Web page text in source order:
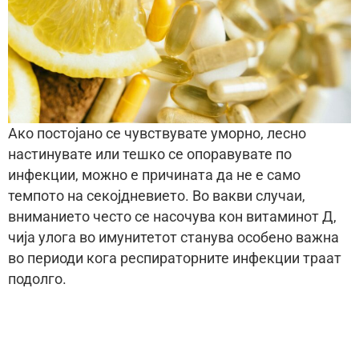
Ако постојано се чувствувате уморно, лесно
настинувате или тешко се опоравувате по
инфекции, можно е причината да не е само
темпото на секојдневието. Во вакви случаи,
вниманието често се насочува кон витаминот Д,
чија улога во имунитетот станува особено важна
во периоди кога респираторните инфекции траат
подолго.